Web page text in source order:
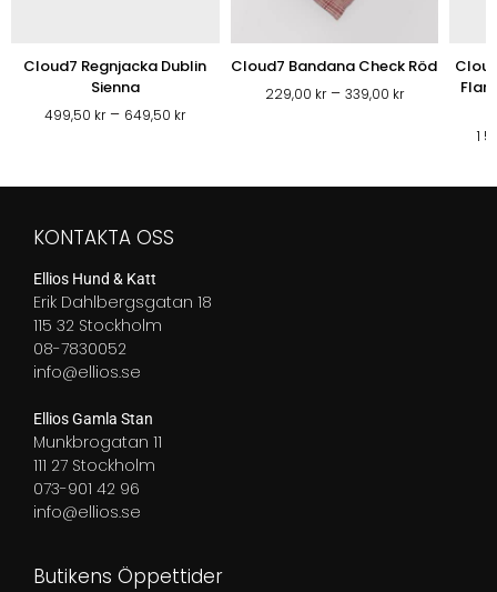
Cloud7 Regnjacka Dublin
Sienna
499,50 kr – 649,50 krPrisintervall:
649,50 kr
Cloud7 Bandana Check Röd
229,00 kr – 339,00 krPrisintervall:
1
KONTAKTA OSS
Ellios Hund & Katt
Erik Dahlbergsgatan 18
115 32 Stockholm
08-7830052
info@ellios.se
Ellios Gamla Stan
Munkbrogatan 11
111 27 Stockholm
073-901 42 96
info@ellios.se
Butikens Öppettider